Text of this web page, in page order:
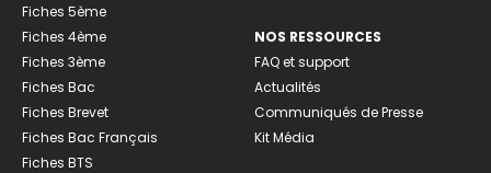
Fiches 5ème
Fiches 4ème
Fiches 3ème
Fiches Bac
Fiches Brevet
Fiches Bac Français
Fiches BTS
NOS RESSOURCES
FAQ et support
Actualités
Communiqués de Presse
Kit Média